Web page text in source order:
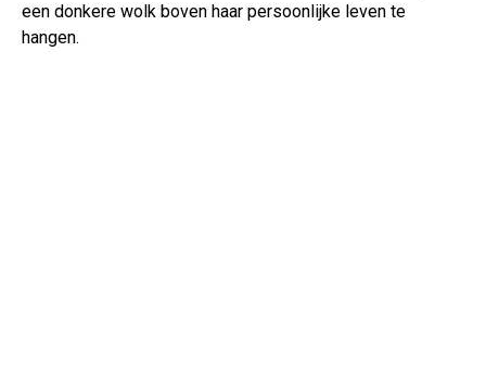
een donkere wolk boven haar persoonlijke leven te
hangen.